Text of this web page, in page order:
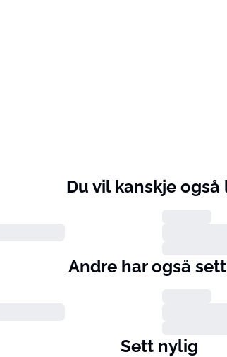
Du vil kanskje også
Andre har også
Sett nylig